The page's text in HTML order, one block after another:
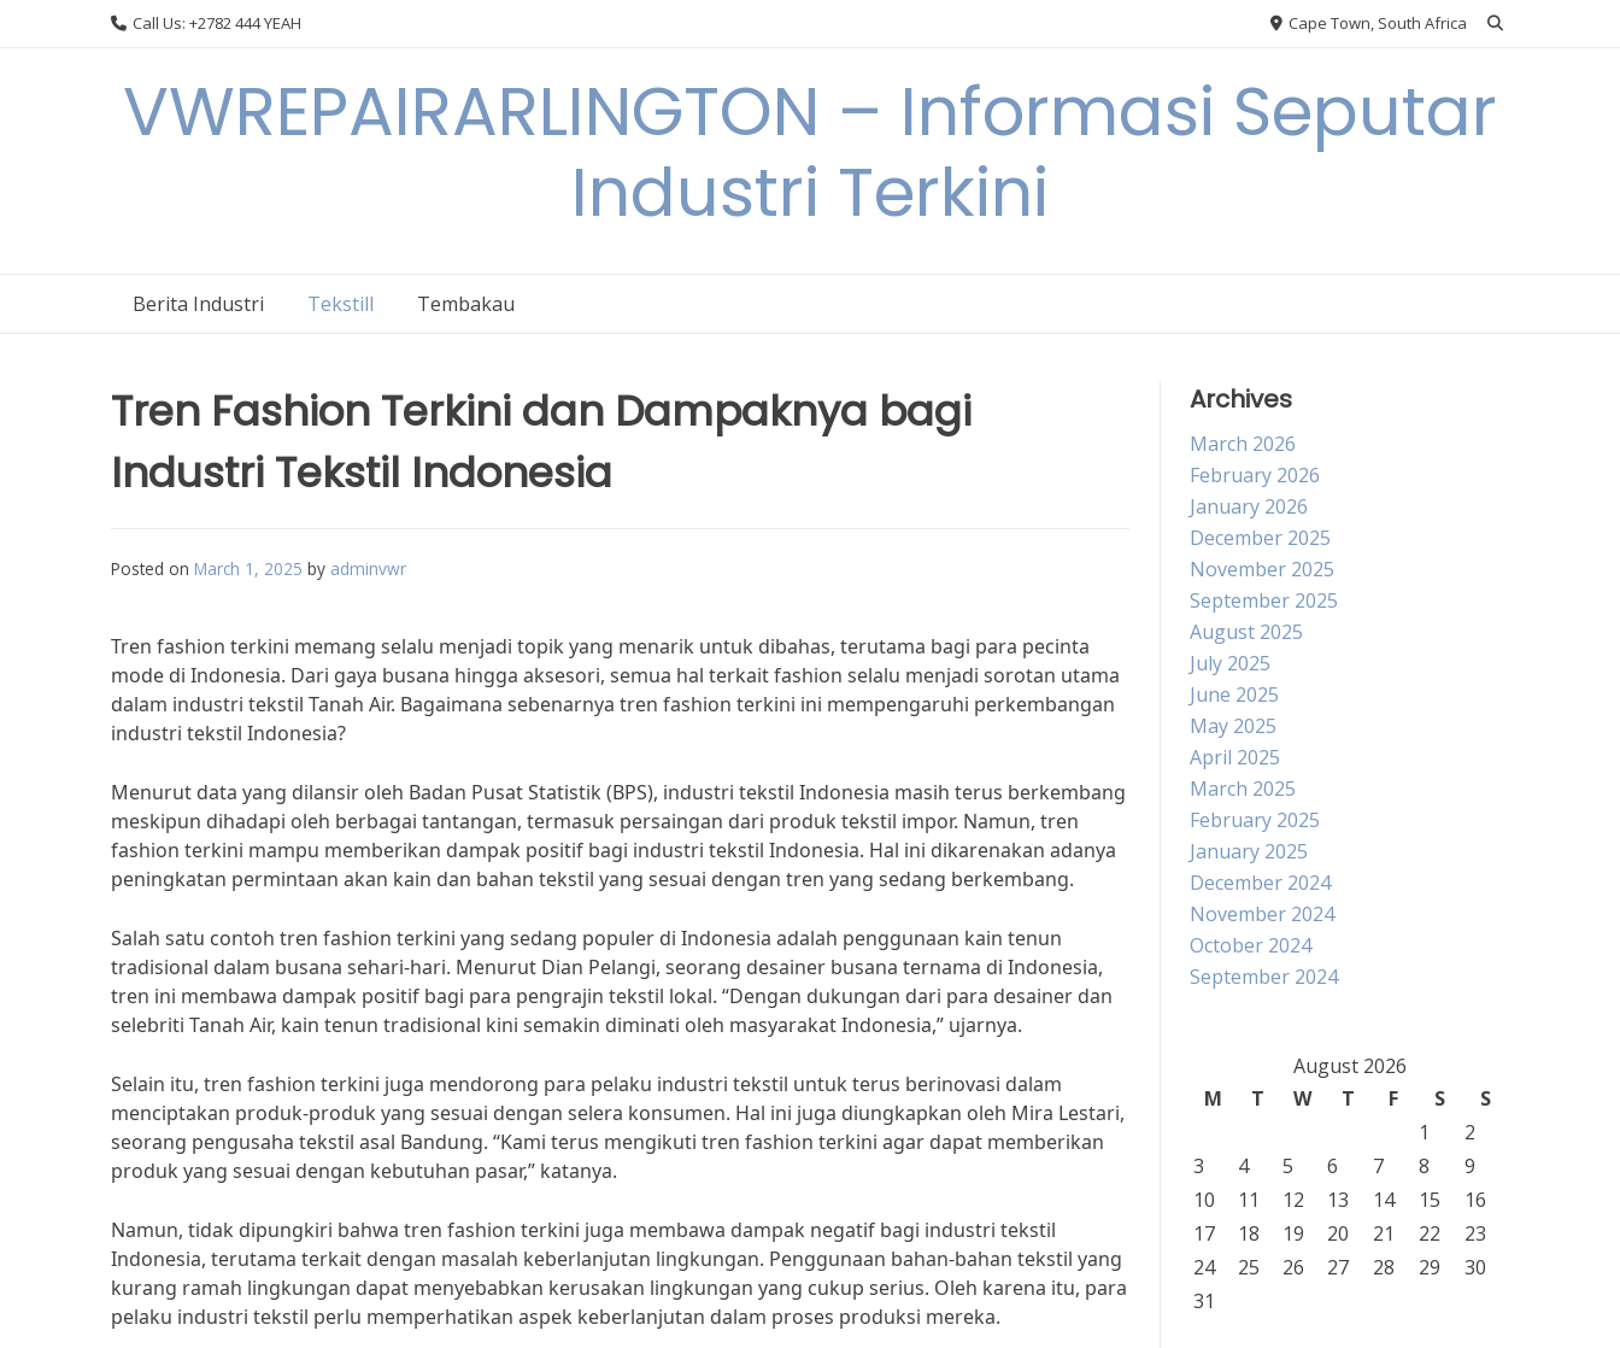
Call Us: +2782 444 YEAH Cape Town, South Africa
VWREPAIRARLINGTON – Informasi Seputar
Industri Terkini
Berita Industri Tekstill Tembakau
Tren Fashion Terkini dan Dampaknya bagi
Industri Tekstil Indonesia
Posted on March 1, 2025 by adminvwr
Tren fashion terkini memang selalu menjadi topik yang menarik untuk dibahas, terutama bagi para pecinta
mode di Indonesia. Dari gaya busana hingga aksesori, semua hal terkait fashion selalu menjadi sorotan utama
dalam industri tekstil Tanah Air. Bagaimana sebenarnya tren fashion terkini ini mempengaruhi perkembangan
industri tekstil Indonesia?
Menurut data yang dilansir oleh Badan Pusat Statistik (BPS), industri tekstil Indonesia masih terus berkembang
meskipun dihadapi oleh berbagai tantangan, termasuk persaingan dari produk tekstil impor. Namun, tren
fashion terkini mampu memberikan dampak positif bagi industri tekstil Indonesia. Hal ini dikarenakan adanya
peningkatan permintaan akan kain dan bahan tekstil yang sesuai dengan tren yang sedang berkembang.
Salah satu contoh tren fashion terkini yang sedang populer di Indonesia adalah penggunaan kain tenun
tradisional dalam busana sehari-hari. Menurut Dian Pelangi, seorang desainer busana ternama di Indonesia,
tren ini membawa dampak positif bagi para pengrajin tekstil lokal. “Dengan dukungan dari para desainer dan
selebriti Tanah Air, kain tenun tradisional kini semakin diminati oleh masyarakat Indonesia,” ujarnya.
Selain itu, tren fashion terkini juga mendorong para pelaku industri tekstil untuk terus berinovasi dalam
menciptakan produk-produk yang sesuai dengan selera konsumen. Hal ini juga diungkapkan oleh Mira Lestari,
seorang pengusaha tekstil asal Bandung. “Kami terus mengikuti tren fashion terkini agar dapat memberikan
produk yang sesuai dengan kebutuhan pasar,” katanya.
Namun, tidak dipungkiri bahwa tren fashion terkini juga membawa dampak negatif bagi industri tekstil
Indonesia, terutama terkait dengan masalah keberlanjutan lingkungan. Penggunaan bahan-bahan tekstil yang
kurang ramah lingkungan dapat menyebabkan kerusakan lingkungan yang cukup serius. Oleh karena itu, para
pelaku industri tekstil perlu memperhatikan aspek keberlanjutan dalam proses produksi mereka.
Archives
March 2026
February 2026
January 2026
December 2025
November 2025
September 2025
August 2025
July 2025
June 2025
May 2025
April 2025
March 2025
February 2025
January 2025
December 2024
November 2024
October 2024
September 2024
August 2026
M
T W T F S
S
1
2
3
4 5 6 7 8
9
10
11 12 13 14 15
16
17
18 19 20 21 22
23
24
25 26 27 28 29
30
31